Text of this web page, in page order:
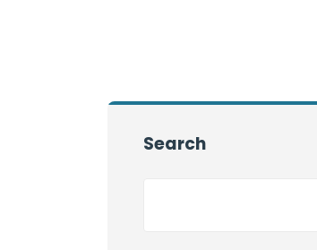
Search